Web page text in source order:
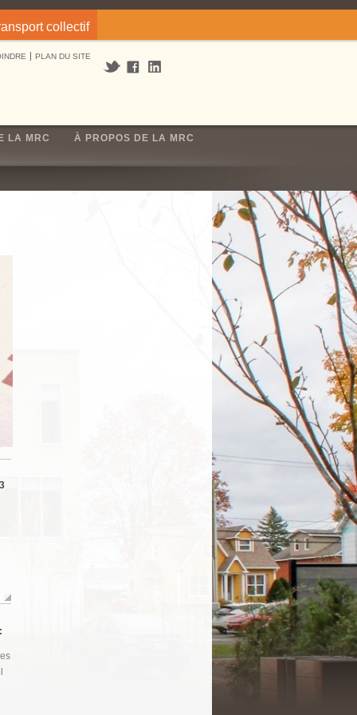
collectif
PLAN DU SITE
LA MRC À PROPOS DE LA MRC